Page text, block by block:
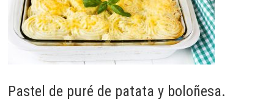
Pastel de puré de patata y boloñesa.